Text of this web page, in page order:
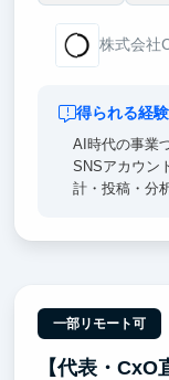
株式会社
得られる経
AI時代の事業
SNSアカウン
計・投稿・分
一部リモート可
【代表・